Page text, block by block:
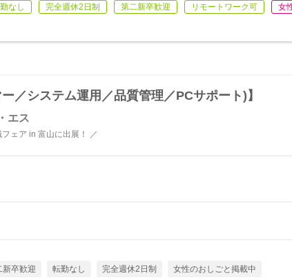
なし 完全週休2日制 第二新卒歓迎 リモートワーク可 女
／システム運用／品質管理／PCサポート)】
エス
ェア in 富山に出展！ ／
新卒歓迎 転勤なし 完全週休2日制 女性のおしごと掲載中